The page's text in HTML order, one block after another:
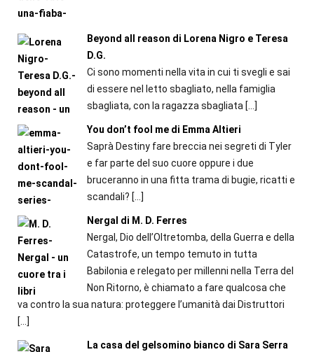
Beyond all reason di Lorena Nigro e Teresa
D.G.
Ci sono momenti nella vita in cui ti svegli e sai
di essere nel letto sbagliato, nella famiglia
sbagliata, con la ragazza sbagliata[…]
You don’t fool me di Emma Altieri
Saprà Destiny fare breccia nei segreti di Tyler
e far parte del suo cuore oppure i due
bruceranno in una fitta trama di bugie, ricatti e
scandali? […]
Nergal di M. D. Ferres
Nergal, Dio dell’Oltretomba, della Guerra e della
Catastrofe, un tempo temuto in tutta
Babilonia e relegato per millenni nella Terra del
Non Ritorno, è chiamato a fare qualcosa che
va contro la sua natura: proteggere l’umanità dai Distruttori
[…]
La casa del gelsomino bianco di Sara Serra